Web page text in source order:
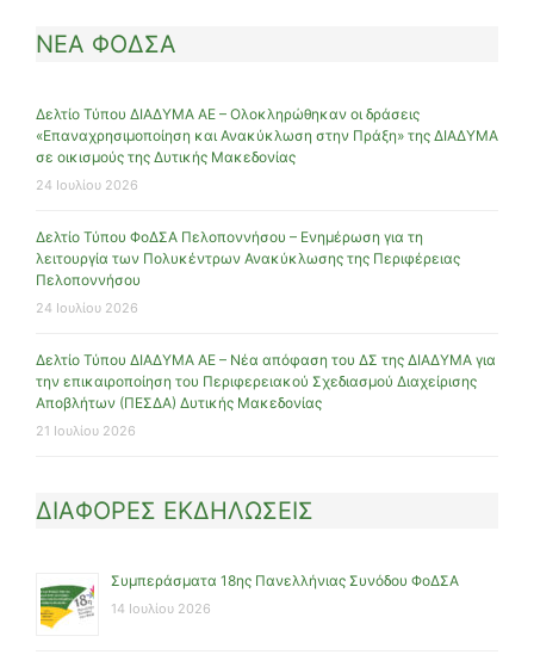
ΝΕΑ ΦΟΔΣΑ
Δελτίο Τύπου ΔΙΑΔΥΜΑ ΑΕ – Ολοκληρώθηκαν οι δράσεις
«Επαναχρησιμοποίηση και Ανακύκλωση στην Πράξη» της ΔΙΑΔΥΜΑ
σε οικισμούς της Δυτικής Μακεδονίας
24 Ιουλίου 2026
Δελτίο Τύπου ΦοΔΣΑ Πελοποννήσου – Ενημέρωση για τη
λειτουργία των Πολυκέντρων Ανακύκλωσης της Περιφέρειας
Πελοποννήσου
24 Ιουλίου 2026
Δελτίο Τύπου ΔΙΑΔΥΜΑ ΑΕ – Νέα απόφαση του ΔΣ της ΔΙΑΔΥΜΑ για
την επικαιροποίηση του Περιφερειακού Σχεδιασμού Διαχείρισης
Αποβλήτων (ΠΕΣΔΑ) Δυτικής Μακεδονίας
21 Ιουλίου 2026
ΔΙΑΦΟΡΕΣ ΕΚΔΗΛΩΣΕΙΣ
Συμπεράσματα 18ης Πανελλήνιας Συνόδου ΦοΔΣΑ
14 Ιουλίου 2026